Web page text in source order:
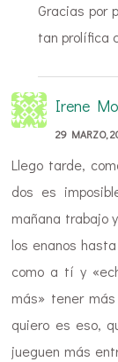
Gracias por
tan prolífica
Irene
29 MARZO,
Llego tarde,
dos es
mañana trabajo
los enanos
como a tí y
más» tener
quiero es eso,
jueguen más